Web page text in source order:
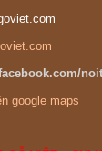
google maps